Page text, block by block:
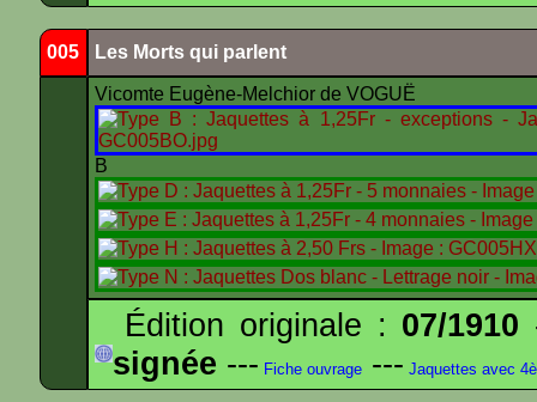
005 Les Morts qui parlent
Vicomte Eugène-Melchior de VOGUË
B
Édition originale : 07/1910
signée --- Fiche ouvrage --- Jaquettes avec